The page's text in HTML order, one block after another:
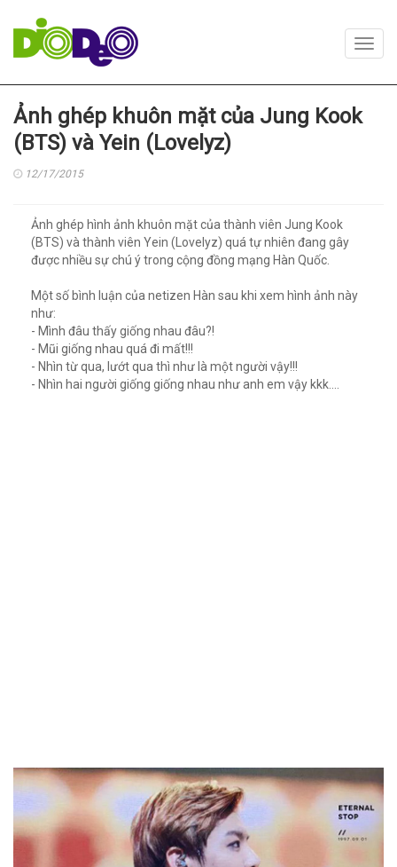
Ảnh ghép khuôn mặt của Jung Kook
(BTS) và Yein (Lovelyz)
12/17/2015
Ảnh ghép hình ảnh khuôn mặt của thành viên Jung Kook
(BTS) và thành viên Yein (Lovelyz) quá tự nhiên đang gây
được nhiều sự chú ý trong cộng đồng mạng Hàn Quốc.
Một số bình luận của netizen Hàn sau khi xem hình ảnh này
như:
- Mình đâu thấy giống nhau đâu?!
- Mũi giống nhau quá đi mất!!!
- Nhìn từ qua, lướt qua thì như là một người vậy!!!
- Nhìn hai người giống giống nhau như anh em vậy kkk....